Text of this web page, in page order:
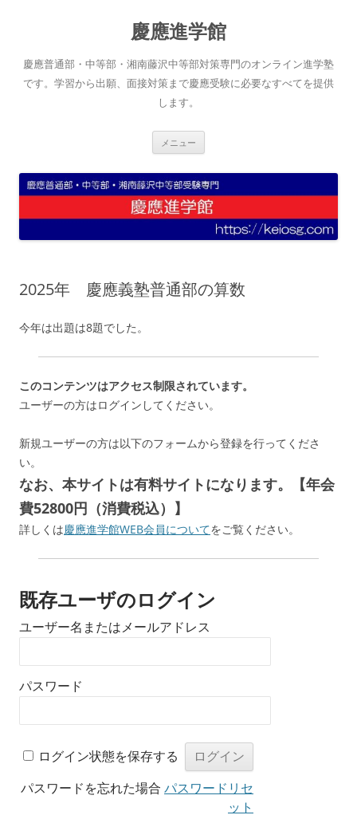
へ
ス
キ
慶應進学館
慶應普通部・中等部・湘南藤沢中等部対策専門のオンライン進学塾
です。学習から出願、面接対策まで慶應受験に必要なすべてを提供
します。
メニュー
2025年 慶應義塾普通部の算数
今年は出題は8題でした。
このコンテンツはアクセス制限されています。
ユーザーの方はログインしてください。
新規ユーザーの方は以下のフォームから登録を行ってくださ
い。
なお、本サイトは有料サイトになります。【年会
費52800円（消費税込）】
詳しくは慶應進学館WEB会員についてをご覧ください。
既存ユーザのログイン
ユーザー名またはメールアドレス
パスワード
ログイン状態を保存する
パスワードを忘れた場合 パスワードリセ
ット